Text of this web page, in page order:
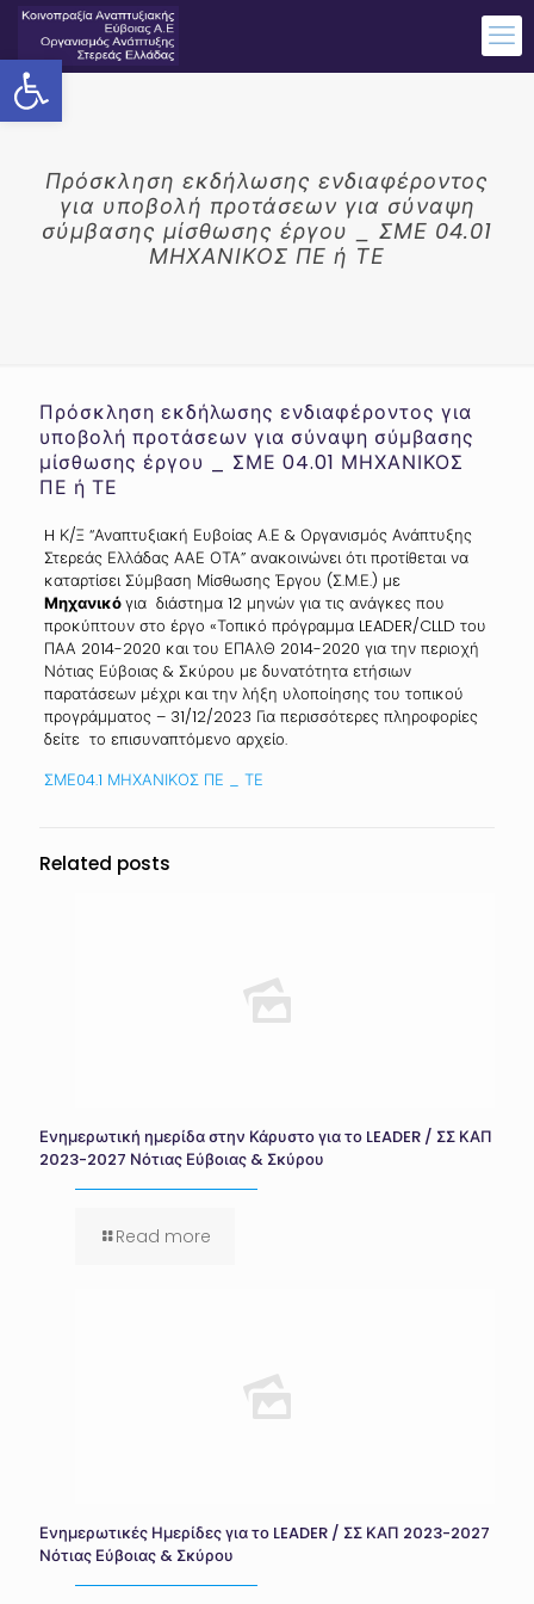
Ανοίξτε τη γραμμή εργαλείων
Πρόσκληση εκδήλωσης ενδιαφέροντος
για υποβολή προτάσεων για σύναψη
σύμβασης μίσθωσης έργου _ ΣΜΕ 04.01
ΜΗΧΑΝΙΚΟΣ ΠΕ ή ΤΕ
Πρόσκληση εκδήλωσης ενδιαφέροντος για
υποβολή προτάσεων για σύναψη σύμβασης
μίσθωσης έργου _ ΣΜΕ 04.01 ΜΗΧΑΝΙΚΟΣ
ΠΕ ή ΤΕ
H Κ/Ξ “Αναπτυξιακή Ευβοίας Α.Ε & Οργανισμός Ανάπτυξης
Στερεάς Ελλάδας ΑΑΕ ΟΤΑ” ανακοινώνει ότι προτίθεται να
καταρτίσει Σύμβαση Μίσθωσης Έργου (Σ.Μ.Ε.) με
Μηχανικόγια διάστημα 12 μηνών για τις ανάγκες που
προκύπτουν στο έργο «Τοπικό πρόγραμμα LEADER/CLLD του
ΠΑΑ 2014-2020 και του ΕΠΑλΘ 2014-2020 για την περιοχή
Νότιας Εύβοιας & Σκύρου με δυνατότητα ετήσιων
παρατάσεων μέχρι και την λήξη υλοποίησης του τοπικού
προγράμματος – 31/12/2023 Για περισσότερες πληροφορίες
δείτε το επισυναπτόμενο αρχείο.
ΣΜΕ04.1 ΜΗΧΑΝΙΚΟΣ ΠΕ _ ΤΕ
Related posts
Ενημερωτική ημερίδα στην Κάρυστο για το LEADER / ΣΣ ΚΑΠ
2023-2027 Νότιας Εύβοιας & Σκύρου
Read more
Ενημερωτικές Ημερίδες για το LEADER / ΣΣ ΚΑΠ 2023-2027
Νότιας Εύβοιας & Σκύρου